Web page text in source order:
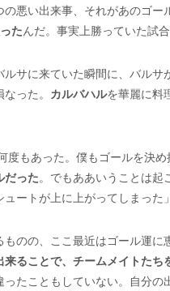
悪い出来事、それがあのゴー
たんだ。事実上勝っていた試
ルサに来ていた瞬間に、バル
った。 カルバハルを華麗に料
もあった。僕もゴールを決め
だった。でもああいうことは起
ートが上に上がってしまった」
のの、ここ最近はゴール運に
来ることで、チームメイトたち
たこともしていない。自分の